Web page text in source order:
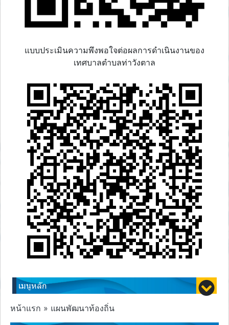
แบบประเมินความพึงพอใจต่อผลการดำเนินงานของ
เทศบาลตำบลท่าวังตาล
เมนูหลัก
หน้าแรก » แผนพัฒนาท้องถิ่น